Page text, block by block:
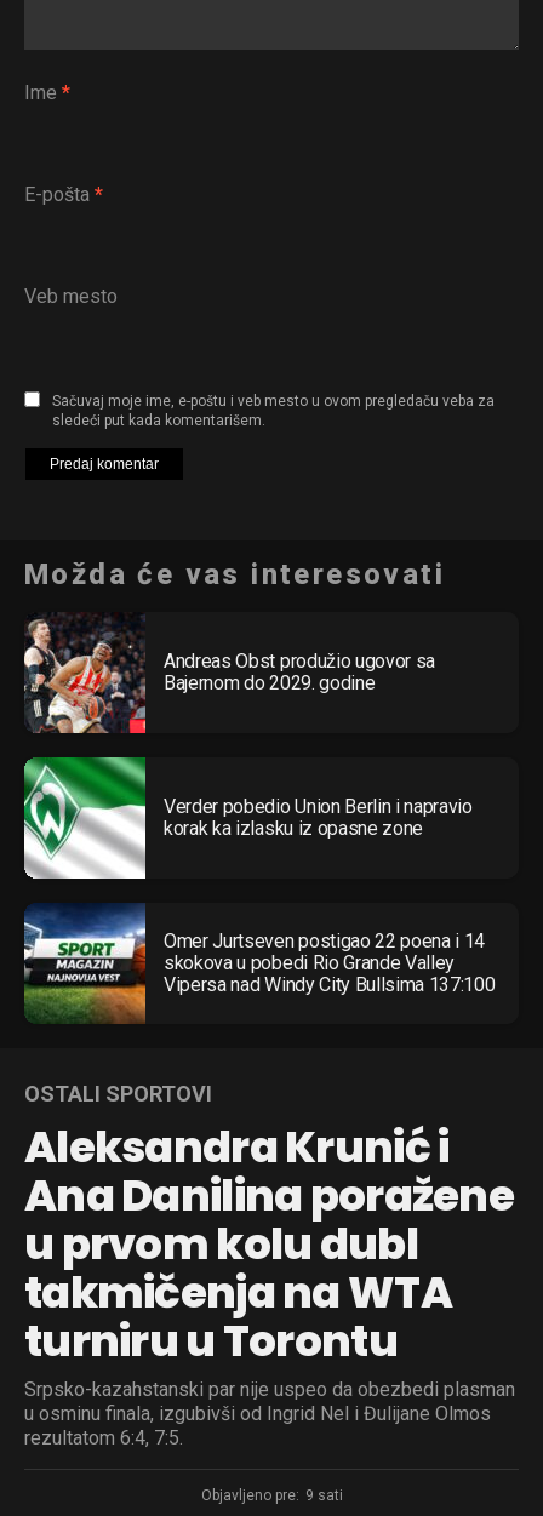
Ime *
E-pošta *
Veb mesto
Sačuvaj moje ime, e-poštu i veb mesto u ovom pregledaču veba za
sledeći put kada komentarišem.
Možda će vas interesovati
Andreas Obst produžio ugovor sa
Bajernom do 2029. godine
Verder pobedio Union Berlin i napravio
korak ka izlasku iz opasne zone
Omer Jurtseven postigao 22 poena i 14
skokova u pobedi Rio Grande Valley
Vipersa nad Windy City Bullsima 137:100
OSTALI SPORTOVI
Aleksandra Krunić i
Ana Danilina poražene
u prvom kolu dubl
takmičenja na WTA
turniru u Torontu
Srpsko-kazahstanski par nije uspeo da obezbedi plasman
u osminu finala, izgubivši od Ingrid Nel i Đulijane Olmos
rezultatom 6:4, 7:5.
Objavljeno pre: 9 sati